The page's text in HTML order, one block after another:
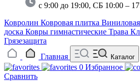
с 9:00 до 19:00, СБ 10:00 –
Ковролин Ковровая плитка
доска Ковры гимнастические Трава
Грязезащита
Главная
Каталог
0 Избранное
Сравнить